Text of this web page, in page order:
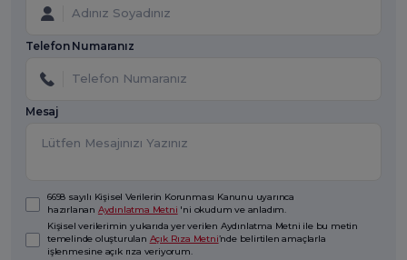
Telefon Numaranız
Mesaj
6698 sayılı Kişisel Verilerin Korunması Kanunu uyarınca
hazırlanan Aydınlatma Metni 'ni okudum ve anladım.
Kişisel verilerimin yukarıda yer verilen Aydınlatma Metni ile bu metin
temelinde oluşturulan Açık Rıza Metni’nde belirtilen amaçlarla
işlenmesine açık rıza veriyorum.